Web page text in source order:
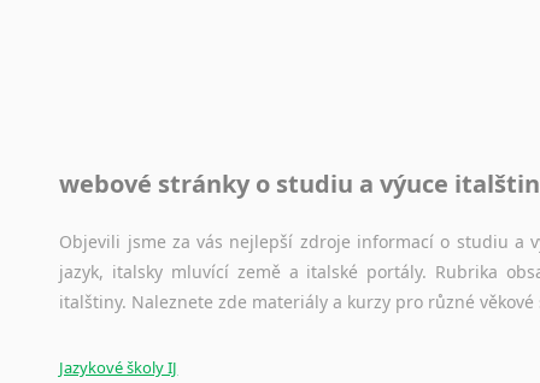
Jazykový korpus je elektronický soubor autentických
původního zdroje textu.
Ostatní pomůcky pro překladatele
poradny a pravidla
webové stránky o studiu a výuce
Objevili jsme za vás nejlepší zdroje informací o studiu a
jazyk, italsky mluvící země a italské portály. Rubrika
italštiny. Naleznete zde materiály a kurzy pro různé věkové
Jazykové školy IJ